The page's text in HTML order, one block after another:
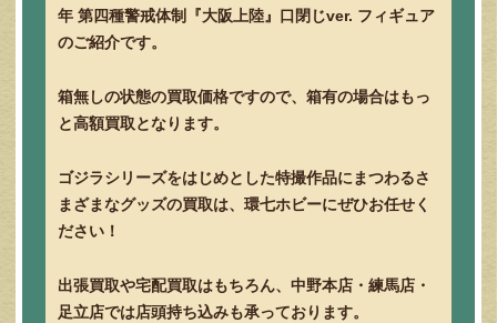
年 第四種警戒体制『大阪上陸』口閉じver. フィギュア
のご紹介です。
箱無しの状態の買取価格ですので、箱有の場合はもっ
と高額買取となります。
ゴジラシリーズをはじめとした特撮作品にまつわるさ
まざまなグッズの買取は、環七ホビーにぜひお任せく
ださい！
出張買取や宅配買取はもちろん、中野本店・練馬店・
足立店では店頭持ち込みも承っております。